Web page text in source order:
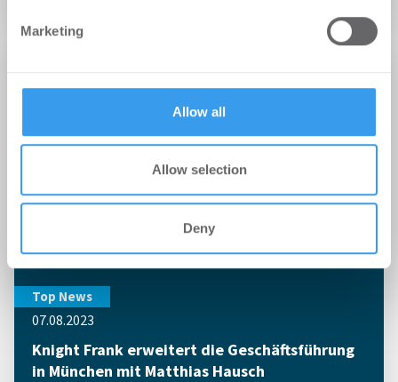
our social media, advertising and analytics partners who
Marketing
Allow all
Allow selection
Deny
Top News
07.08.2023
Knight Frank erweitert die Geschäftsführung
in München mit Matthias Hausch